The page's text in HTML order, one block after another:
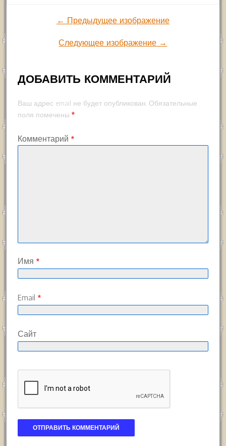
← Предыдущее изображение
Следующее изображение →
ДОБАВИТЬ КОММЕНТАРИЙ
Ваш адрес email не будет опубликован. Обязательные
поля помечены *
Комментарий *
Имя *
Email *
Сайт